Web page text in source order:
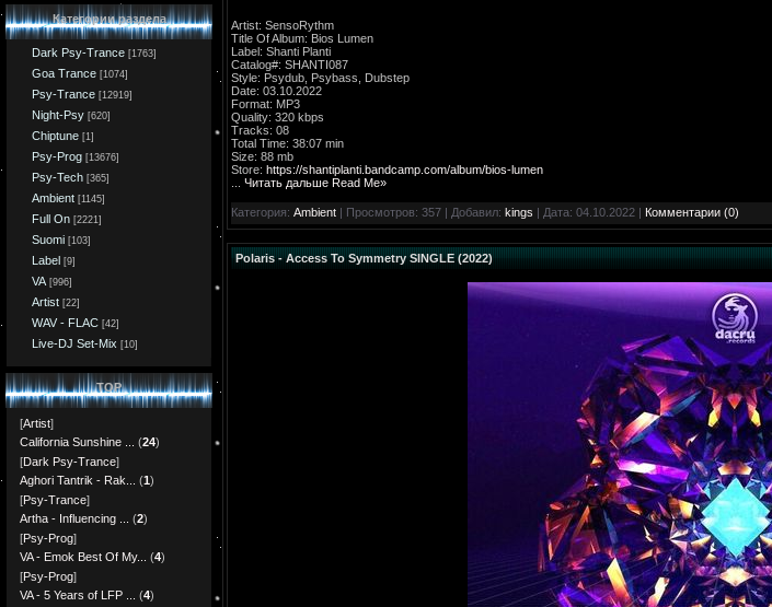
Категории раздела
Dark Psy-Trance [1763]
Goa Trance [1074]
Psy-Trance [12919]
Night-Psy [620]
Chiptune [1]
Psy-Prog [13676]
Psy-Tech [365]
Ambient [1145]
Full On [2221]
Suomi [103]
Label [9]
VA [996]
Artist [22]
WAV - FLAC [42]
Live-DJ Set-Mix [10]
TOP
[Artist]
California Sunshine ...
(24)
[Dark Psy-Trance]
Aghori Tantrik - Rak...
(1)
[Psy-Trance]
Artha - Influencing ...
(2)
[Psy-Prog]
VA - Emok Best Of My...
(4)
[Psy-Prog]
VA - 5 Years of LFP ...
(4)
Artist: SensoRythm
Title Of Album: Bios Lumen
Label: Shanti Planti
Catalog#: SHANTI087
Style: Psydub, Psybass, Dubstep
Date: 03.10.2022
Format: MP3
Quality: 320 kbps
Tracks: 08
Total Time: 38:07 min
Size: 88 mb
Store: https://shantiplanti.bandcamp.com/album/bios-lumen
Читать дальше Read Me»
Категория: Ambient | Просмотров: 357 | Добавил: kings | Дата: 04.10.2022 Комментарии (0)
Polaris - Access To Symmetry SINGLE (2022)